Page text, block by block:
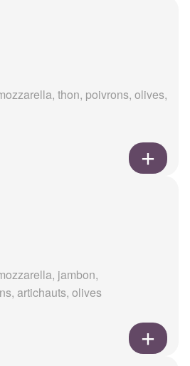
thon, poivrons, olives,
jambon,
artichauts, olives